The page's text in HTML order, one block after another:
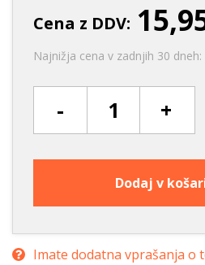
Cena z DDV:
Najnižja cena v zadnjih 30
- +
Dodaj v
Imate dodatna vprašanja o